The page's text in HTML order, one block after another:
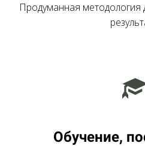
Продуманная
Обучение,